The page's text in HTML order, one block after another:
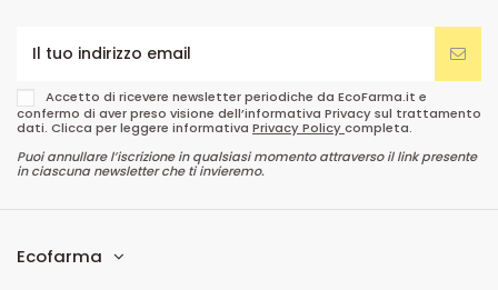
Accetto di ricevere newsletter periodiche da EcoFarma.it e
confermo di aver preso visione dell’informativa Privacy sul trattamento
dati. Clicca per leggere informativa Privacy Policycompleta.
Puoi annullare l’iscrizione in qualsiasi momento attraverso il link presente
in ciascuna newsletter che ti invieremo.
Ecofarma